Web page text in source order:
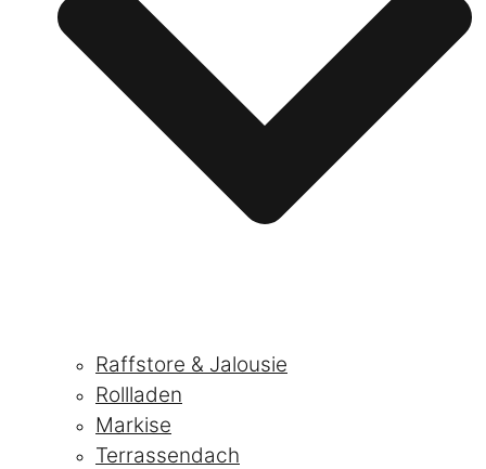
Raffstore & Jalousie
Rollladen
Markise
Terrassendach